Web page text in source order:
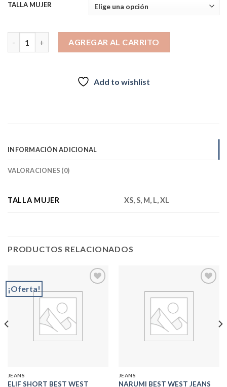
TALLA MUJER
AGREGAR AL CARRITO
Add to wishlist
INFORMACIÓN ADICIONAL
VALORACIONES (0)
TALLA MUJER XS, S, M, L, XL
PRODUCTOS RELACIONADOS
¡Oferta!
JEANS
ELIF SHORT BEST WEST
JEANS
NARUMI BEST WEST JEANS